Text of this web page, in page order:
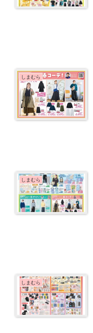
しまむら
しまむら
しまむら